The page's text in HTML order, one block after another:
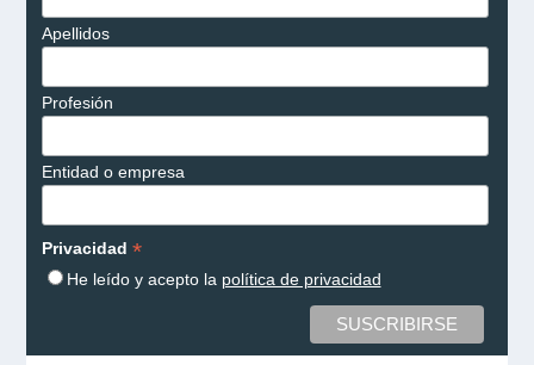
Apellidos
Profesión
Entidad o empresa
Privacidad *
He leído y acepto la política de privacidad